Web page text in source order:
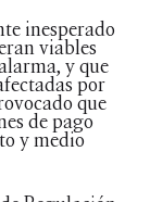
inesperado
viables
y que
por
que
de pago
y medio